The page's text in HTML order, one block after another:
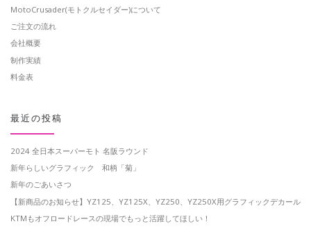
MotoCrusader(モトクルセイダー)について
ご注文の流れ
会社概要
制作実績
料金表
最近の投稿
2024 全日本スーパーモト 名阪ラウンド
新年らしいグラフィック 和柄「菊」
新年のごあいさつ
【新商品のお知らせ】YZ125、YZ125X、YZ250、YZ250X用グラフィックデカール
KTMもオフロードレースの現場でもっと活躍してほしい！